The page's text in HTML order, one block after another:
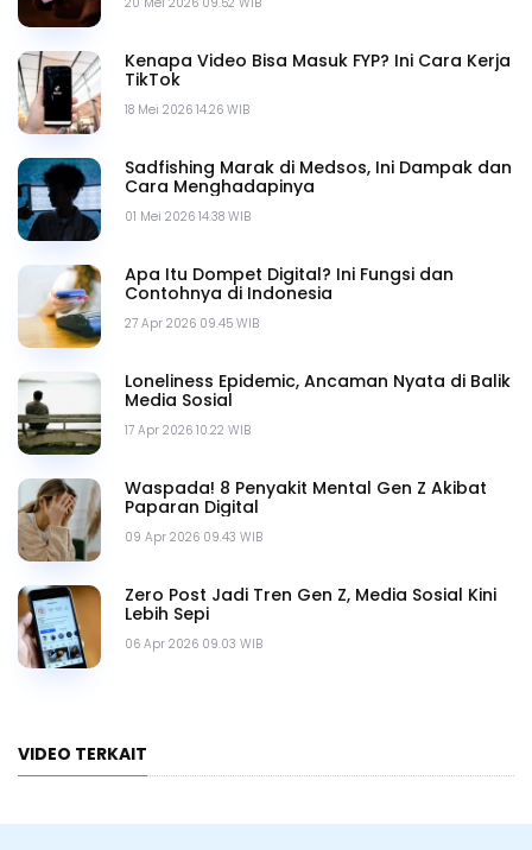
18 Mei 2026 14.26 WIB
Kenapa Video Bisa Masuk FYP? Ini Cara Kerja
TikTok
01 Mei 2026 14.38 WIB
Sadfishing Marak di Medsos, Ini Dampak dan
Cara Menghadapinya
27 Apr 2026 09.45 WIB
Apa Itu Dompet Digital? Ini Fungsi dan
Contohnya di Indonesia
17 Apr 2026 10.22 WIB
Loneliness Epidemic, Ancaman Nyata di Balik
Media Sosial
09 Apr 2026 09.43 WIB
Waspada! 8 Penyakit Mental Gen Z Akibat
Paparan Digital
06 Apr 2026 09.03 WIB
Zero Post Jadi Tren Gen Z, Media Sosial Kini
Lebih Sepi
VIDEO TERKAIT